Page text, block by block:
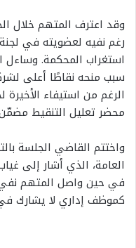
وقد اعترف المتهم خلال
رغم نفيه لعضويته في
استغراب المحكمة.
سبب منحه نقاطًا أعلى
الرغم من استيفاء
محضر تعليل التنقيط
واختتم القاضي الجلسة
العامة، الذي أشار إلى
في حين واصل المتهم
كموظف إداري لا يشارك في